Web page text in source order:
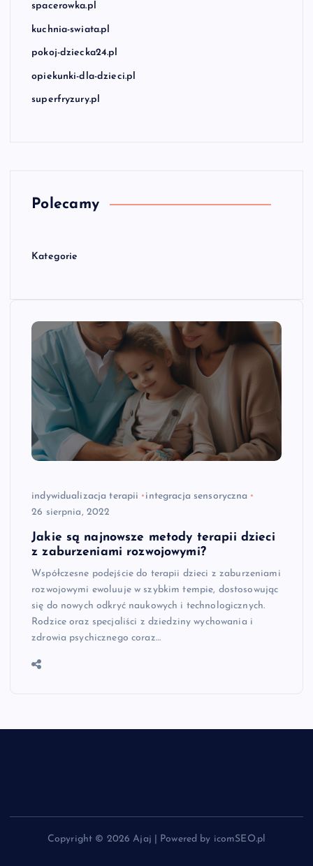
spacerowka.pl
kuchnia-swiata.pl
pokoj-dziecka24.pl
opiekunki-dla-dzieci.pl
superfryzury.pl
Polecamy
Kategorie
indywidualizacja terapii
integracja sensoryczna
26 sierpnia, 2022
Jakie są najnowsze metody terapii dzieci
z zaburzeniami rozwojowymi?
Współczesne podejście do terapii dzieci z zaburzeniami
rozwojowymi ewoluuje w szybkim tempie, dostosowując
się do nowych odkryć naukowych i technologicznych.
Rodzice oraz specjaliści z dziedziny wychowania i
zdrowia psychicznego coraz…
Copyright © 2026 Ajaj | Powered by icomSEO.pl